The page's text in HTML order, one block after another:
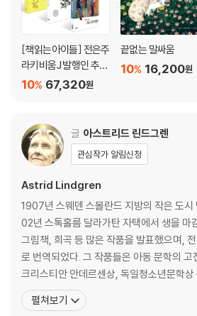
유리는 얼떨결에 거짓말을 하고 만다. 동생 유
들키고 싶지 않았기 때문이다.
유리는 요즘 들어 마음속에 불쑥불쑥 가시가
은 유준이를 향했다. 그래도 유리는 한 번도 서
생을 사랑하고 아끼니까.
[도서] 달라질 거야
『달라질 거야』는 아름다운 바닷가 마을에서
으로 담고 있는 그림책이에요. 아름다운 경치
마을이 있었어요. 그런데 언제부터인가 마을
을의 경치를 즐길 수 있도록 바닷가 주변에 편
람에 모래 언덕과 풀과 나무가 사라지게 되었
곳으로 선정되었지만, 시간이 갈수록 고양이
장소들이 사라졌어요. 결국 마을 사람들은 마
아채고, 이를 해결하기 위해 힘을 모으기로 결
[책읽는아이들] 전은주
라키비움J 발행인 추천
초등 3~4학년 세트
67,320원
10%
끝없는 말싸움
16,200원
10%
글 아스트리드 린드그렌
관심작가 알림신청
Astrid Lindgren
1907년 스웨덴 스몰란드 지방의 작은 도
02년 스톡홀름 달라가탄 자택에서 생을 마
그림책, 희곡 등 많은 작품을 발표했으며,
로 번역되었다. 그 작품들은 아동 문학의
크리스티안 안데르센상, 독일청소년문학
고, 영화와 텔레비전 드라마로 제작되어 세
었다. 『소년 탐정 칼레』, 『에밀은 사고뭉치』,
펼쳐보기